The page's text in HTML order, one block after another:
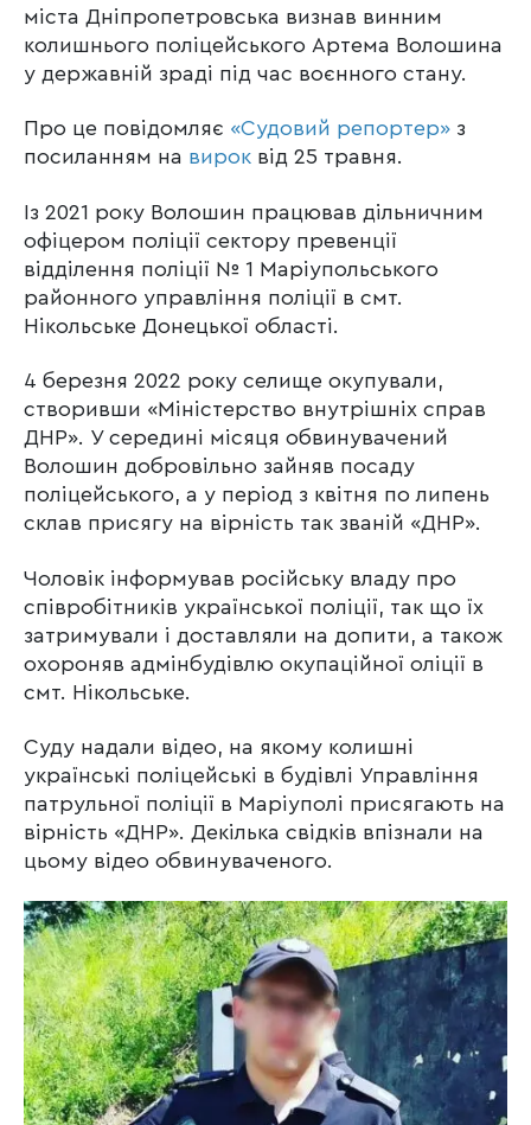
міста Дніпропетровська визнав винним
колишнього поліцейського Артема Волошина
у державній зраді під час воєнного стану.
Про це повідомляє «Судовий репортер» з
посиланням на вирок від 25 травня.
Із 2021 року Волошин працював дільничним
офіцером поліції сектору превенції
відділення поліції № 1 Маріупольського
районного управління поліції в смт.
Нікольське Донецької області.
4 березня 2022 року селище окупували,
створивши «Міністерство внутрішніх справ
ДНР». У середині місяця обвинувачений
Волошин добровільно зайняв посаду
поліцейського, а у період з квітня по липень
склав присягу на вірність так званій «ДНР».
Чоловік інформував російську владу про
співробітників української поліції, так що їх
затримували і доставляли на допити, а також
охороняв адмінбудівлю окупаційної оліції в
смт. Нікольське.
Суду надали відео, на якому колишні
українські поліцейські в будівлі Управління
патрульної поліції в Маріуполі присягають на
вірність «ДНР». Декілька свідків впізнали на
цьому відео обвинуваченого.